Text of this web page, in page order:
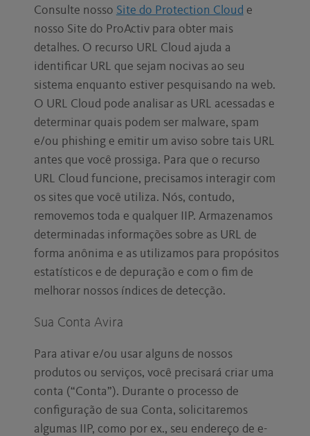
Consulte nosso Site do Protection Cloud e
nosso Site do ProActiv para obter mais
detalhes. O recurso URL Cloud ajuda a
identificar URL que sejam nocivas ao seu
sistema enquanto estiver pesquisando na web.
O URL Cloud pode analisar as URL acessadas e
determinar quais podem ser malware, spam
e/ou phishing e emitir um aviso sobre tais URL
antes que você prossiga. Para que o recurso
URL Cloud funcione, precisamos interagir com
os sites que você utiliza. Nós, contudo,
removemos toda e qualquer IIP. Armazenamos
determinadas informações sobre as URL de
forma anônima e as utilizamos para propósitos
estatísticos e de depuração e com o fim de
melhorar nossos índices de detecção.
Sua Conta Avira
Para ativar e/ou usar alguns de nossos
produtos ou serviços, você precisará criar uma
conta (“Conta”). Durante o processo de
configuração de sua Conta, solicitaremos
algumas IIP, como por ex., seu endereço de e-